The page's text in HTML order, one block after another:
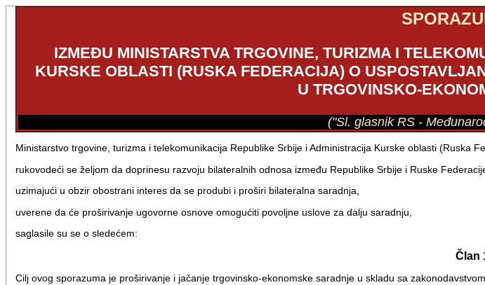
IZMEĐU MINISTARSTVA TRGOVINE, TURIZMA I
KURSKE OBLASTI (RUSKA FEDERACIJA) O
U TRGOVINSKO-
("Sl. glasnik RS -
Ministarstvo trgovine, turizma i telekomunikacija Republike Srbije i Administracija Kurske oblasti (Ruska
rukovodeći se željom da doprinesu razvoju bilateralnih odnosa između Republike Srbije i Ruske
uzimajući u obzir obostrani interes da se produbi i proširi bilateralna saradnja,
uverene da će proširivanje ugovorne osnove omogućiti povoljne uslove za dalju saradnju,
saglasile su se o sledećem:
Član
Cilj ovog sporazuma je proširivanje i jačanje trgovinsko-ekonomske saradnje u skladu sa